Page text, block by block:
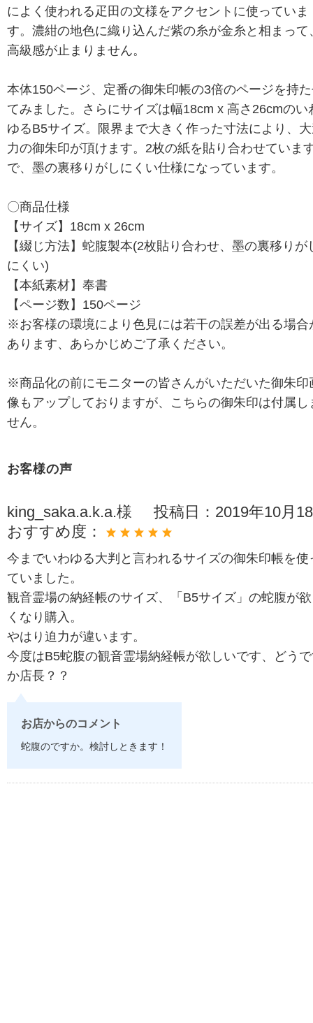
によく使われる疋田の文様をアクセントに使っていま
す。濃紺の地色に織り込んだ紫の糸が金糸と相まって
高級感が止まりません。
本体150ページ、定番の御朱印帳の3倍のページを持
てみました。さらにサイズは幅18cm x 高さ26cmのい
ゆるB5サイズ。限界まで大きく作った寸法により、
力の御朱印が頂けます。2枚の紙を貼り合わせていま
で、墨の裏移りがしにくい仕様になっています。
〇商品仕様
【サイズ】18cm x 26cm
【綴じ方法】蛇腹製本(2枚貼り合わせ、墨の裏移りが
にくい)
【本紙素材】奉書
【ページ数】150ページ
※お客様の環境により色見には若干の誤差が出る場合
あります、あらかじめご了承ください。
※商品化の前にモニターの皆さんがいただいた御朱印
像もアップしておりますが、こちらの御朱印は付属し
せん。
お客様の声
king_saka.a.k.a.様 投稿日： 2019年10月
おすすめ度：
今までいわゆる大判と言われるサイズの御朱印帳を使
ていました。
観音霊場の納経帳のサイズ、「B5サイズ」の蛇腹が
くなり購入。
やはり迫力が違います。
今度はB5蛇腹の観音霊場納経帳が欲しいです、どう
か店長？？
お店からのコメント
蛇腹のですか。検討しときます！